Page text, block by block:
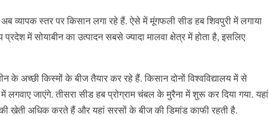
व्यापक स्तर पर किसान लगा रहे हैं. ऐसे में मूंगफली सीड हब शिवपुरी में लगाया
में सोयाबीन का उत्पादन सबसे ज्यादा मालवा क्षेत्र में होता है, इसलिए
के अच्छी किस्मों के बीज तैयार कर रहे हैं. किसान दोनों विश्वविद्यालय में से
जाएंगे. तीसरा सीड हब प्रोग्राम चंबल के मुरैना में शुरू कर दिया गया. यहां
खेती अधिक करते हैं और यहां सरसों के बीज की डिमांड काफी रहती है.